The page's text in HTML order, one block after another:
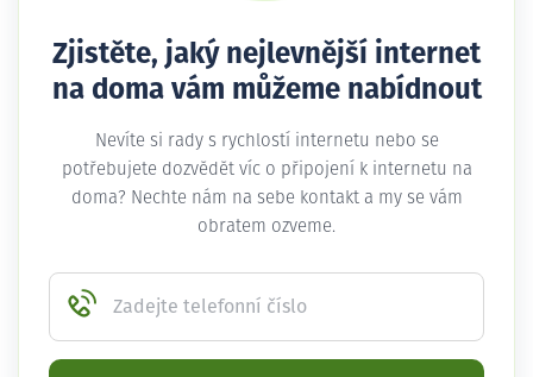
Zjistěte, jaký nejlevnější internet
na doma vám můžeme nabídnout
Nevíte si rady s rychlostí internetu nebo se
potřebujete dozvědět víc o připojení k internetu na
doma? Nechte nám na sebe kontakt a my se vám
obratem ozveme.
Zadejte telefonní číslo